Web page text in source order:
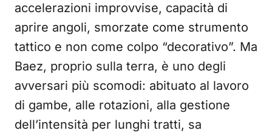
accelerazioni improvvise, capacità di
aprire angoli, smorzate come strumento
tattico e non come colpo “decorativo”. Ma
Baez, proprio sulla terra, è uno degli
avversari più scomodi: abituato al lavoro
di gambe, alle rotazioni, alla gestione
dell’intensità per lunghi tratti, sa